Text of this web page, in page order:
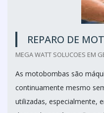
REPARO DE
MEGA WATT SOLUCOES EM
As motobombas são
continuamente mesmo
utilizadas, especialmente,